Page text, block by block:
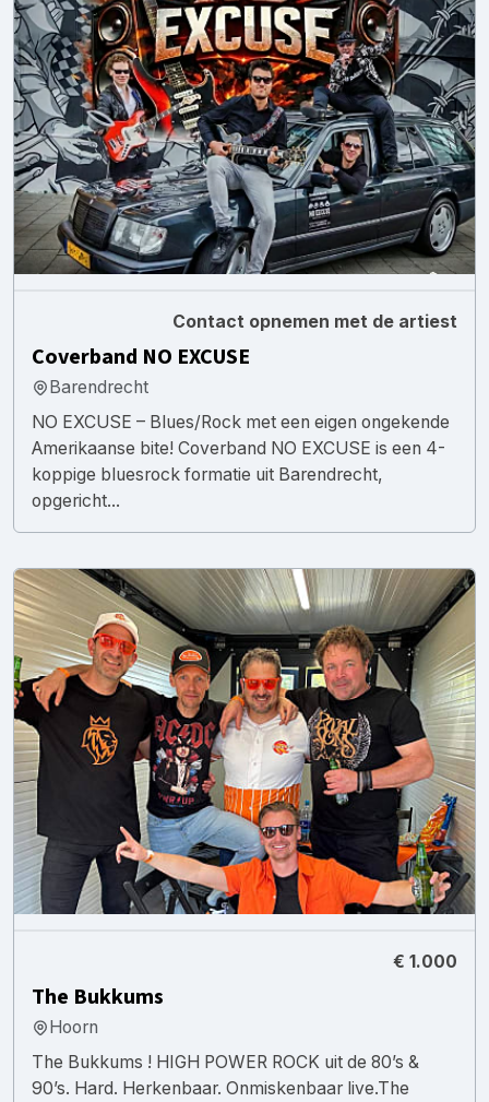
Contact opnemen met de artiest
Coverband NO EXCUSE
Barendrecht
NO EXCUSE – Blues/Rock met een eigen ongekende
Amerikaanse bite! Coverband NO EXCUSE is een 4-
koppige bluesrock formatie uit Barendrecht,
opgericht...
€ 1.000
The Bukkums
Hoorn
The Bukkums ! HIGH POWER ROCK uit de 80’s &
90’s. Hard. Herkenbaar. Onmiskenbaar live.The